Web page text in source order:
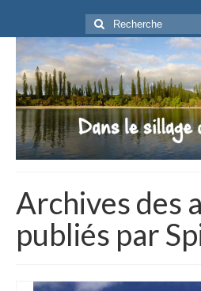
Rechercher
:
Archives des
publiés par